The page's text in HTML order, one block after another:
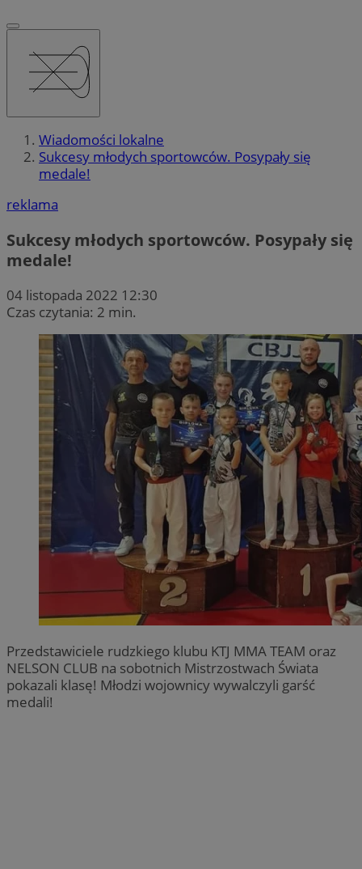
Wiadomości lokalne
Sukcesy młodych sportowców. Posypały się
medale!
reklama
Sukcesy młodych sportowców. Posypały się
medale!
04 listopada 2022 12:30
Czas czytania: 2 min.
Przedstawiciele rudzkiego klubu KTJ MMA TEAM oraz
NELSON CLUB na sobotnich Mistrzostwach Świata
pokazali klasę! Młodzi wojownicy wywalczyli garść
medali!